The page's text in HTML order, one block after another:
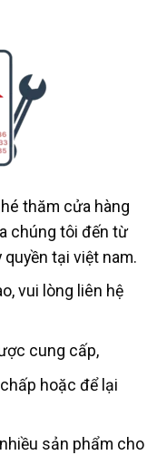
thăm cửa hàng
chúng tôi đến từ
tại việt nam.
vui lòng liên hệ
cung cấp,
hoặc để lại
sản phẩm cho